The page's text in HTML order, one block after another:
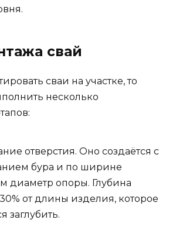
свай
сваи на участке, то
несколько
отверстия. Оно создаётся с
бура и по ширине
диаметр опоры. Глубина
30% от длины изделия, которое
заглубить.